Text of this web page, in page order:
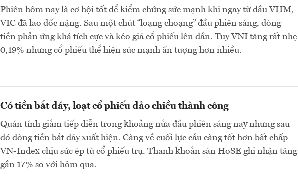
Phiên hôm nay là cơ hội tốt để kiểm chứng sức mạnh khi ngay từ đầu VHM,
VIC đã lao dốc nặng. Sau một chút “loạng choạng” đầu phiên sáng, dòng
tiền phản ứng khá tích cực và kéo giá cổ phiếu lên dần. Tuy VNI tăng rất nhẹ
0,19% nhưng cổ phiếu thể hiện sức mạnh ấn tượng hơn nhiều.
Có tiền bắt đáy, loạt cổ phiếu đảo chiều thành công
Quán tính giảm tiếp diễn trong khoảng nửa đầu phiên sáng nay nhưng sau
đó dòng tiền bắt đáy xuất hiện. Càng về cuối lực cầu càng tốt hơn bất chấp
VN-Index chịu sức ép từ cổ phiếu trụ. Thanh khoản sàn HoSE ghi nhận tăng
gần 17% so với hôm qua.